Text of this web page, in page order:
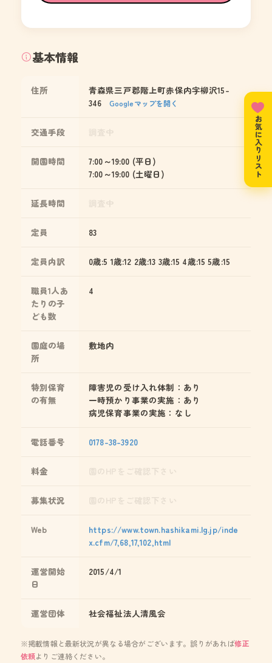
基本情報
住所
青森県三戸郡階上町赤保内字柳沢15-
346
Googleマップを開く
交通手段
開園時間
7:00～19:00 (平日)
7:00～19:00 (土曜日)
延長時間
定員 83
定員内訳 0歳:5 1歳:12 2歳:13 3歳:15 4歳:15 5歳:15
職員1人あ
たりの子
ども数
4
園庭の場
所
敷地内
特別保育
の有無
障害児の受け入れ体制：あり
一時預かり事業の実施：あり
病児保育事業の実施：なし
電話番号 0178-38-3920
料金
募集状況
Web
https://www.town.hashikami.lg.jp/inde
x.cfm/7,68,17,102,html
運営開始
日
2015/4/1
運営団体 社会福祉法人清風会
※掲載情報と最新状況が異なる場合がございます。誤りがあれば修正
依頼よりご連絡ください。
お気に入りリスト